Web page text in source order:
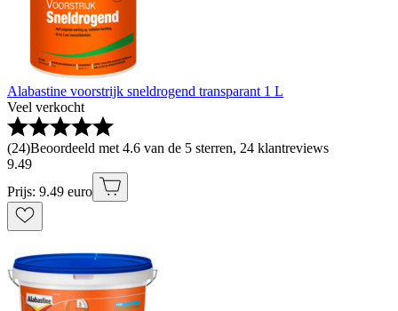
Alabastine voorstrijk sneldrogend transparant 1 L
Veel verkocht
(24)Beoordeeld met 4.6 van de 5 sterren, 24 klantreviews
9.49
Prijs: 9.49 euro